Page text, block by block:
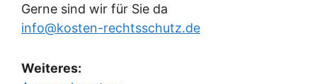
Gerne sind wir für Sie da
info@kosten-rechtsschutz.de
Weiteres: